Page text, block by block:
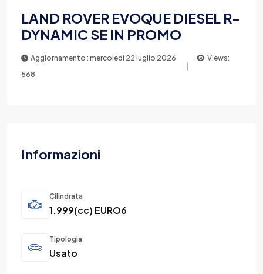
LAND ROVER EVOQUE DIESEL R-
DYNAMIC SE IN PROMO
Aggiornamento : mercoledì 22 luglio 2026
Views:
568
Informazioni
Cilindrata
1.999(cc) EURO6
Tipologia
Usato